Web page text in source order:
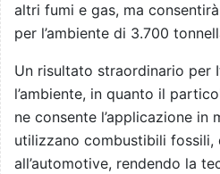
altri fumi e gas, ma
per l’ambiente di 3.700
Un risultato straordinario per
l’ambiente, in quanto il
ne consente l’applicazione in
utilizzano combustibili fossili,
all’automotive, rendendo la